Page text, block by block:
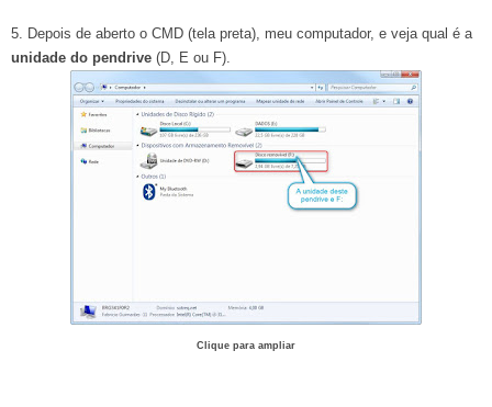
5. Depois de aberto o CMD (tela preta), meu computador, e veja qual é a
unidade do pendrive (D, E ou F).
Clique para ampliar